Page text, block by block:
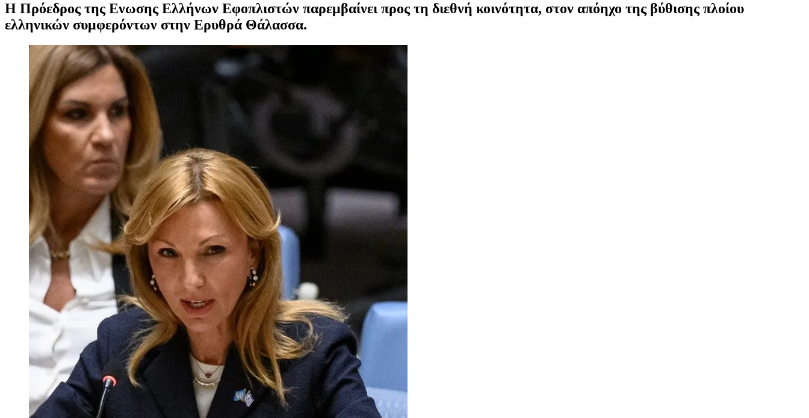
Η Πρόεδρος της Ενωσης Ελλήνων Εφοπλιστών παρεμβαίνει προς τη διεθνή κοινότητα, στον απόηχο της βύθισης πλοίου
ελληνικών συμφερόντων στην Ερυθρά Θάλασσα.